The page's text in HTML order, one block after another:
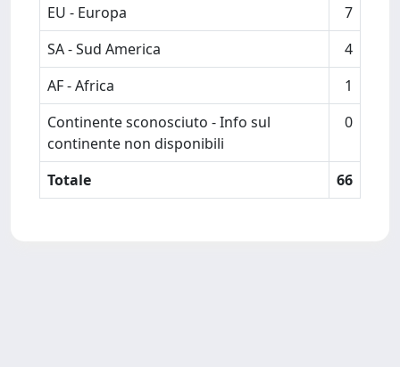
EU - Europa
7
SA - Sud America
4
AF - Africa
1
Continente sconosciuto - Info sul
continente non disponibili
0
Totale 66